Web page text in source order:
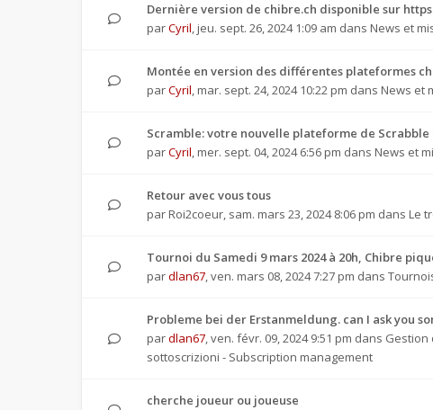
Dernière version de chibre.ch disponible sur
parCyril, jeu. sept. 26, 2024 1:09 am dans News et
Montée en version des différentes plateformes
parCyril, mar. sept. 24, 2024 10:22 pm dans News et
Scramble: votre nouvelle plateforme de Scrabble
parCyril, mer. sept. 04, 2024 6:56 pm dans News et
Retour avec vous tous
par Roi2coeur, sam. mars 23, 2024 8:06 pm dans Le
Tournoi du Samedi 9 mars 2024 à 20h, Chibre
pardlan67,ven. mars 08, 2024 7:27 pm dans
Probleme bei der Erstanmeldung. can I ask you
pardlan67,ven. févr. 09, 2024 9:51 pm dans Gestion
sottoscrizioni - Subscription management
cherche joueur ou joueuse